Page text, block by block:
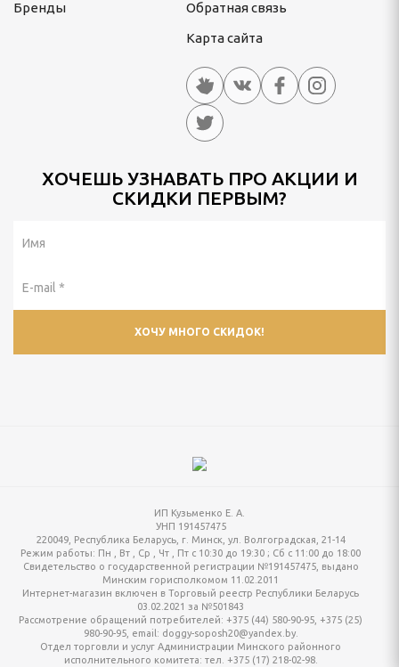
Бренды
Обратная связь
Карта сайта
ХОЧЕШЬ УЗНАВАТЬ ПРО АКЦИИ И
СКИДКИ ПЕРВЫМ?
ИП Кузьменко Е. А.
УНП 191457475
220049, Республика Беларусь, г. Минск, ул. Волгоградская, 21-14
Режим работы: Пн , Вт , Ср , Чт , Пт c 10:30 до 19:30 ; Сб c 11:00 до 18:00
Свидетельство о государственной регистрации №191457475, выдано
Минским горисполкомом 11.02.2011
Интернет-магазин включен в Торговый реестр Республики Беларусь
03.02.2021 за №501843
Рассмотрение обращений потребителей: +375 (44) 580-90-95, +375 (25)
980-90-95, email: doggy-soposh20@yandex.by.
Отдел торговли и услуг Администрации Минского районного
исполнительного комитета: тел. +375 (17) 218-02-98.